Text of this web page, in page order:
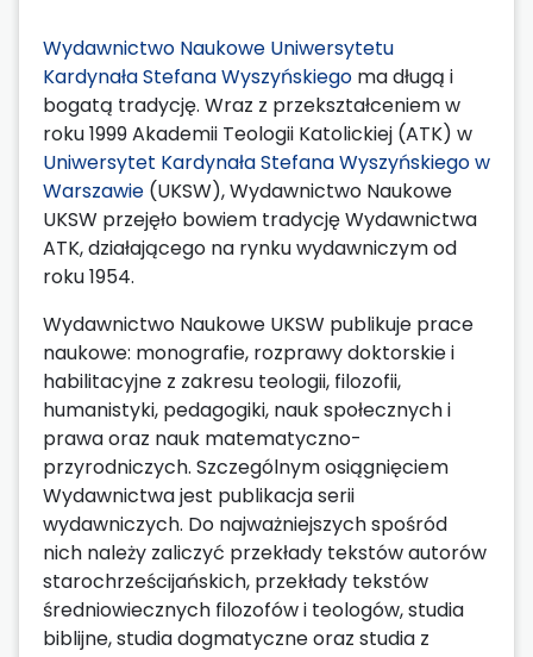
Wydawnictwo Naukowe Uniwersytetu
Kardynała Stefana Wyszyńskiego ma długą i
bogatą tradycję. Wraz z przekształceniem w
roku 1999 Akademii Teologii Katolickiej (ATK) w
Uniwersytet Kardynała Stefana Wyszyńskiego w
Warszawie (UKSW), Wydawnictwo Naukowe
UKSW przejęło bowiem tradycję Wydawnictwa
ATK, działającego na rynku wydawniczym od
roku 1954.
Wydawnictwo Naukowe UKSW publikuje prace
naukowe: monografie, rozprawy doktorskie i
habilitacyjne z zakresu teologii, filozofii,
humanistyki, pedagogiki, nauk społecznych i
prawa oraz nauk matematyczno-
przyrodniczych. Szczególnym osiągnięciem
Wydawnictwa jest publikacja serii
wydawniczych. Do najważniejszych spośród
nich należy zaliczyć przekłady tekstów autorów
starochrześcijańskich, przekłady tekstów
średniowiecznych filozofów i teologów, studia
biblijne, studia dogmatyczne oraz studia z